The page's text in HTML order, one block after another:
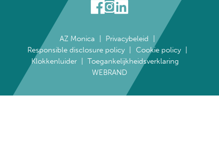
AZ Monica
Privacybeleid
Responsible disclosure policy
Cookie policy
Klokkenluider
Toegankelijkheidsverklaring
WEBRAND